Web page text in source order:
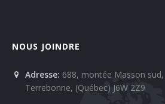
NOUS JOINDRE
Adresse: 688, montée Masson sud,
Terrebonne, (Québec) J6W 2Z9